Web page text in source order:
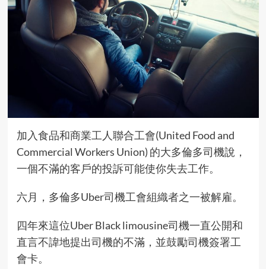
加入食品和商業工人聯合工會(United Food and
Commercial Workers Union) 的大多倫多司機說，
一個不滿的客戶的投訴可能使你失去工作。
六月，多倫多Uber司機工會組織者之一被解雇。
四年來這位Uber Black limousine司機一直公開和
直言不諱地提出司機的不滿，並鼓勵司機簽署工
會卡。